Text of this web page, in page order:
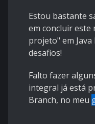
Estou bastante
em concluir
projeto" em Java
desafios!
Falto fazer
integral já está
Branch, no meu